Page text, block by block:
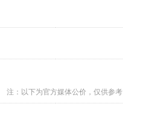
注：以下为官方媒体公价，仅供参考